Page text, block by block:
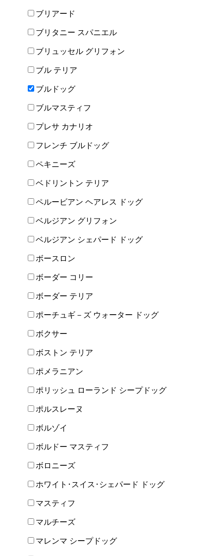
ブリアード
ブリタニー スパニエル
ブリュッセル グリフォン
ブル テリア
ブルドッグ
ブルマスティフ
プレサ カナリオ
フレンチ ブルドッグ
ペキニーズ
ベドリントン テリア
ペルービアン ヘアレス ドッグ
ベルジアン グリフォン
ベルジアン シェパード ドッグ
ボースロン
ボーダー コリー
ボーダー テリア
ポーチュギ－ズ ウォーター ドッグ
ボクサー
ボストン テリア
ポメラニアン
ポリッシュ ローランド シープドッグ
ポルスレーヌ
ボルゾイ
ボルドー マスティフ
ボロニーズ
ホワイト･スイス･シェパード ドッグ
マスティフ
マルチーズ
マレンマ シープドッグ